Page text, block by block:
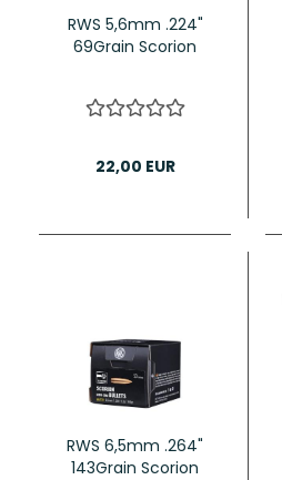
RWS 5,6mm .224"
69Grain Scorion
22,00 EUR
RWS 6,5mm .264"
143Grain Scorion